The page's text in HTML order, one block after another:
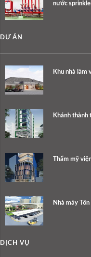
nước
DỰ ÁN
Khu nhà làm
Khánh thành
Thẩm mỹ
Nhà máy Tôn
DỊCH VỤ